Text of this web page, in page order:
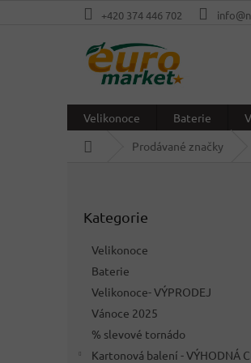
+420 374 446 702
Velikonoce Baterie
Prodávané značky
kategorie
Kategorie
Velikonoce
Baterie
Velikonoce- VÝPRODEJ
Vánoce 2025
% slevové tornádo
Kartonová balení - VÝHODNÁ